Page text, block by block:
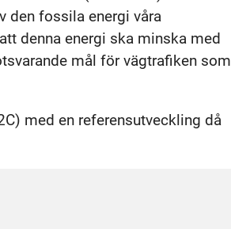
den fossila energi våra
denna energi ska minska med
mål för vägtrafiken som
med en referensutveckling då